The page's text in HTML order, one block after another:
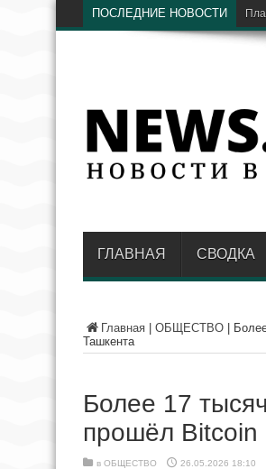
ПОСЛЕДНИЕ НОВОСТИ В
ГЛАВНАЯ СВОДКА
Главная ОБЩЕСТВО
Ташкента
Более 17
прошёл Bitcoin
в ОБЩЕСТВО 26.05.2026 18:10